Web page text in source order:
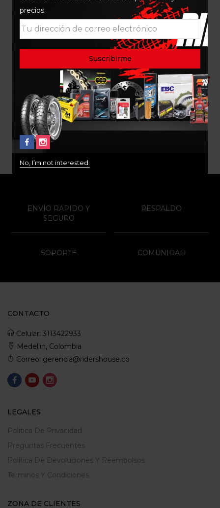
FILTRO DE AIRE PARA
BMW 1200 1250 HIFLO
$80.000
Filtro de aire Para Ktm 890
790 1290 Hiflo Hfa6301
precios.
No, I’m not interested.
ENVÍO RAPIDO Y
SEGURO
RESPALDO
SOPORTE COMUNIDAD
CONTACTO
Celular: 3113422933
Medellin, Colombia
Correo: gerencia@ridershouse.co
LEGALES
Politica De Privacidad
Preguntas Frecuentes
Política De Devoluciones Y Reembolsos
Terminos Y Condiciones
ZONA DE CLIENTES